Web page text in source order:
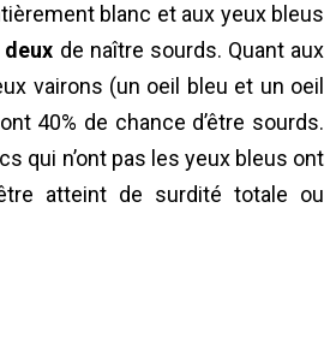
blanc et aux yeux bleus
deux de naître sourds. Quant aux
vairons (un oeil bleu et un oeil
40% de chance d’être sourds.
qui n’ont pas les yeux bleus ont
atteint de surdité totale ou